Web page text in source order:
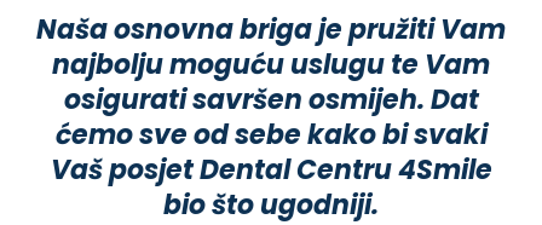
Naša osnovna briga je pružiti Vam
najbolju moguću uslugu te Vam
osigurati savršen osmijeh. Dat
ćemo sve od sebe kako bi svaki
Vaš posjet Dental Centru 4Smile
bio što ugodniji.